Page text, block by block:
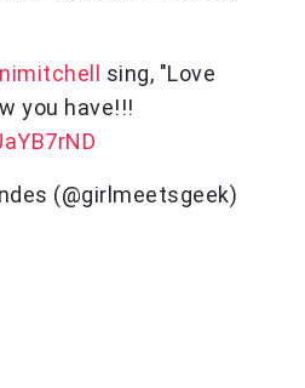
sing, "Love
you have!!!
(@girlmeetsgeek)